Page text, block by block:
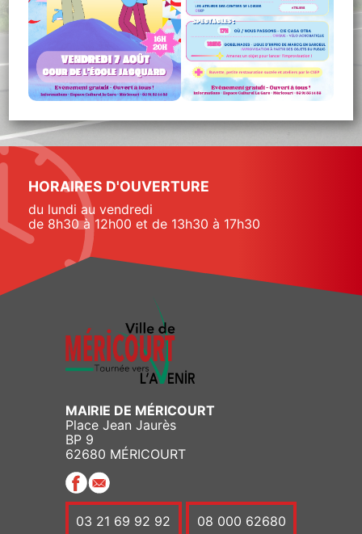
HORAIRES D'OUVERTURE
du lundi au vendredi
de 8h30 à 12h00 et de 13h30 à 17h30
MAIRIE DE MÉRICOURT
Place Jean Jaurès
BP 9
62680 MÉRICOURT
03 21 69 92 92 08 000 62680